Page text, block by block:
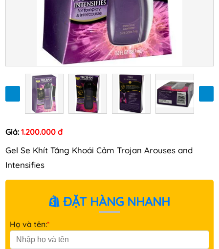
Giá: 1.200.000 đ
Gel Se Khít Tăng Khoái Cảm Trojan Arouses and
Intensifies
ĐẶT HÀNG NHANH
Họ và tên:*